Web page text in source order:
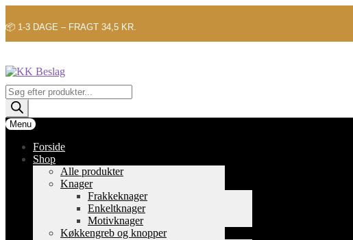
📦 1-3 DAGE – FRAGT 34,5 KR.
Spring
til
navigation
Spring
til
indhold
Products
search
Menu
Forside
Shop
Alle produkter
Knager
Frakkeknager
Enkeltknager
Motivknager
Køkkengreb og knopper